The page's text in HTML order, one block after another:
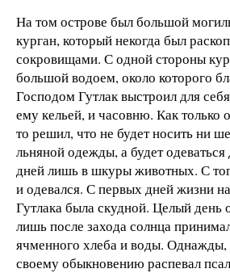
На том острове был большой
курган, который некогда был
сокровищами. С одной стороны
большой водоем, около которого
Господом Гутлак выстроил для
ему кельей, и часовню. Как только
то решил, что не будет носить ни
льняной одежды, а будет
дней лишь в шкуры животных. С
и одевался. С первых дней жизни
Гутлака была скудной. Целый день
лишь после захода солнца
ячменного хлеба и воды. Однажды,
своему обыкновению распевал